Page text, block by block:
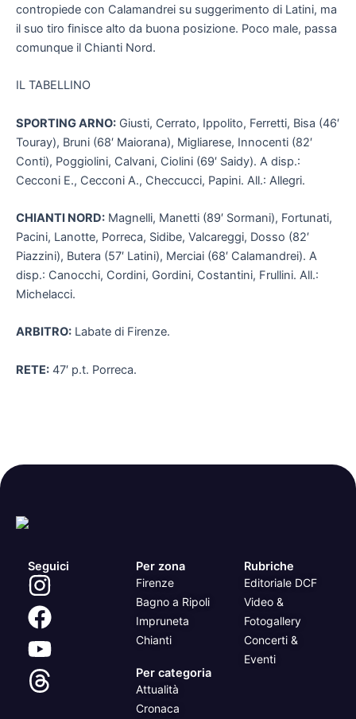
contropiede con Calamandrei su suggerimento di Latini, ma
il suo tiro finisce alto da buona posizione. Poco male, passa
comunque il Chianti Nord.
IL TABELLINO
SPORTING ARNO: Giusti, Cerrato, Ippolito, Ferretti, Bisa (46′
Touray), Bruni (68′ Maiorana), Migliarese, Innocenti (82′
Conti), Poggiolini, Calvani, Ciolini (69′ Saidy). A disp.:
Cecconi E., Cecconi A., Checcucci, Papini. All.: Allegri.
CHIANTI NORD: Magnelli, Manetti (89′ Sormani), Fortunati,
Pacini, Lanotte, Porreca, Sidibe, Valcareggi, Dosso (82′
Piazzini), Butera (57′ Latini), Merciai (68′ Calamandrei). A
disp.: Canocchi, Cordini, Gordini, Costantini, Frullini. All.:
Michelacci.
ARBITRO: Labate di Firenze.
RETE: 47′ p.t. Porreca.
Seguici Per zona
Firenze
Bagno a Ripoli
Impruneta
Chianti
Per categoria
Attualità
Cronaca
Rubriche
Editoriale DCF
Video &
Fotogallery
Concerti &
Eventi